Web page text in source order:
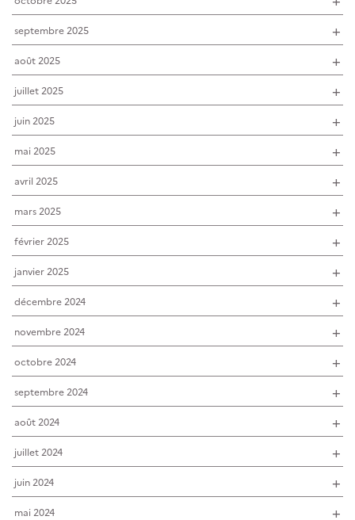
septembre 2025
août 2025
juillet 2025
juin 2025
mai 2025
avril 2025
mars 2025
février 2025
janvier 2025
décembre 2024
novembre 2024
octobre 2024
septembre 2024
août 2024
juillet 2024
juin 2024
mai 2024